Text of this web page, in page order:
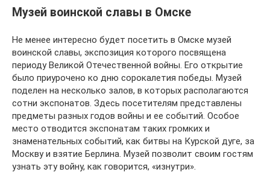
Музей воинской славы в Омске
Не менее интересно будет посетить в Омске музей
воинской славы, экспозиция которого посвящена
периоду Великой Отечественной войны. Его открытие
было приурочено ко дню сорокалетия победы. Музей
поделен на несколько залов, в которых располагаются
сотни экспонатов. Здесь посетителям представлены
предметы разных годов войны и ее событий. Особое
место отводится экспонатам таких громких и
знаменательных событий, как битвы на Курской дуге, за
Москву и взятие Берлина. Музей позволит своим гостям
узнать эту войну, как говорится, «изнутри».